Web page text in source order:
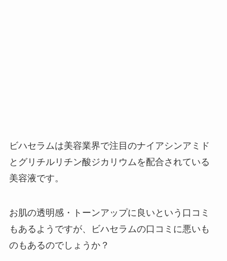
ビハセラムは美容業界で注目のナイアシンアミド
とグリチルリチン酸ジカリウムを配合されている
美容液です。
お肌の透明感・トーンアップに良いという口コミ
もあるようですが、ビハセラムの口コミに悪いも
のもあるのでしょうか？